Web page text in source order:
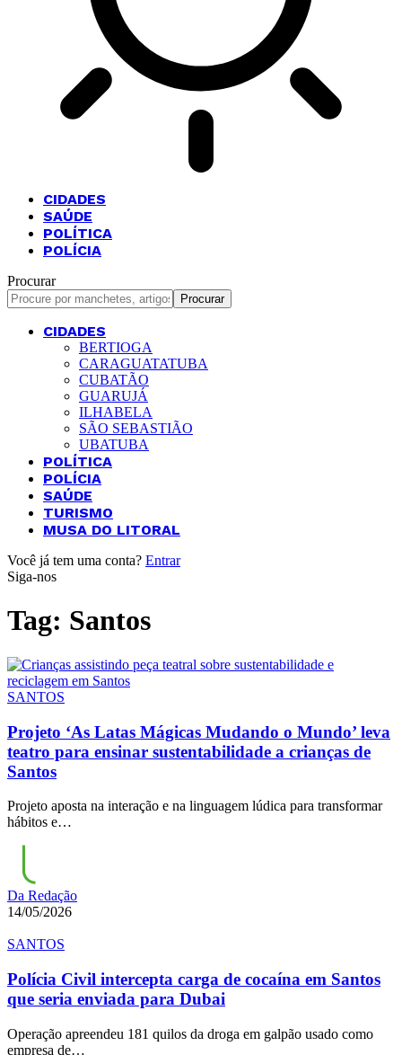
CIDADES
SAÚDE
POLÍTICA
POLÍCIA
Procurar
CIDADES
BERTIOGA
CARAGUATATUBA
CUBATÃO
GUARUJÁ
ILHABELA
SÃO SEBASTIÃO
UBATUBA
POLÍTICA
POLÍCIA
SAÚDE
TURISMO
MUSA DO LITORAL
Você já tem uma conta? Entrar
Siga-nos
Tag: Santos
SANTOS
Projeto ‘As Latas Mágicas Mudando o Mundo’ leva
teatro para ensinar sustentabilidade a crianças de
Santos
Projeto aposta na interação e na linguagem lúdica para transformar
hábitos e…
Da Redação
14/05/2026
SANTOS
Polícia Civil intercepta carga de cocaína em Santos
que seria enviada para Dubai
Operação apreendeu 181 quilos da droga em galpão usado como
empresa de…